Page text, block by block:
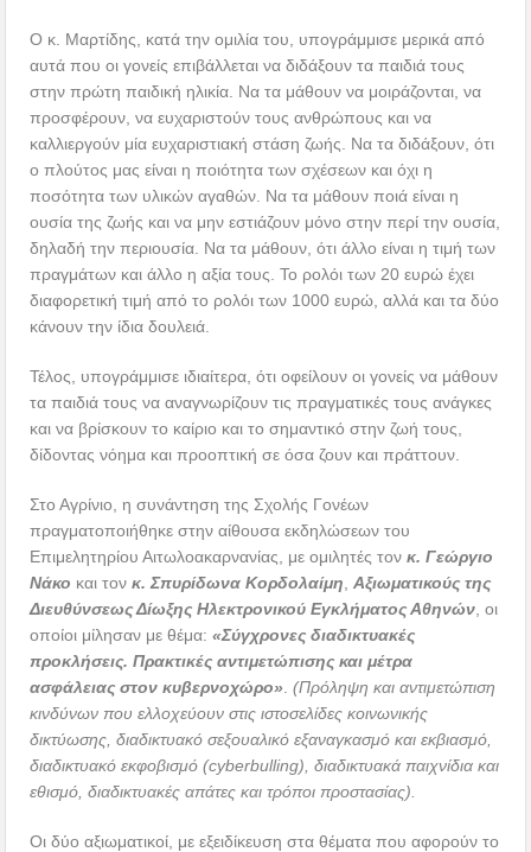
Ο κ. Μαρτίδης, κατά την ομιλία του, υπογράμμισε μερικά από
αυτά που οι γονείς επιβάλλεται να διδάξουν τα παιδιά τους
στην πρώτη παιδική ηλικία. Να τα μάθουν να μοιράζονται, να
προσφέρουν, να ευχαριστούν τους ανθρώπους και να
καλλιεργούν μία ευχαριστιακή στάση ζωής. Να τα διδάξουν, ότι
ο πλούτος μας είναι η ποιότητα των σχέσεων και όχι η
ποσότητα των υλικών αγαθών. Να τα μάθουν ποιά είναι η
ουσία της ζωής και να μην εστιάζουν μόνο στην περί την ουσία,
δηλαδή την περιουσία. Να τα μάθουν, ότι άλλο είναι η τιμή των
πραγμάτων και άλλο η αξία τους. Το ρολόι των 20 ευρώ έχει
διαφορετική τιμή από το ρολόι των 1000 ευρώ, αλλά και τα δύο
κάνουν την ίδια δουλειά.
Τέλος, υπογράμμισε ιδιαίτερα, ότι οφείλουν οι γονείς να μάθουν
τα παιδιά τους να αναγνωρίζουν τις πραγματικές τους ανάγκες
και να βρίσκουν το καίριο και το σημαντικό στην ζωή τους,
δίδοντας νόημα και προοπτική σε όσα ζουν και πράττουν.
Στο Αγρίνιο, η συνάντηση της Σχολής Γονέων
πραγματοποιήθηκε στην αίθουσα εκδηλώσεων του
Επιμελητηρίου Αιτωλοακαρνανίας, με ομιλητές τονκ. Γεώργιο
Νάκο και τονκ. Σπυρίδωνα Κορδολαίμη ,Αξιωματικούς της
Διευθύνσεως Δίωξης Ηλεκτρονικού Εγκλήματος Αθηνών , οι
οποίοι μίλησαν με θέμα:«Σύγχρονες διαδικτυακές
προκλήσεις. Πρακτικές αντιμετώπισης και μέτρα
ασφάλειας στον κυβερνοχώρο» .(Πρόληψη και αντιμετώπιση
κινδύνων που ελλοχεύουν στις ιστοσελίδες κοινωνικής
δικτύωσης, διαδικτυακό σεξουαλικό εξαναγκασμό και εκβιασμό,
διαδικτυακό εκφοβισμό (cyberbulling), διαδικτυακά παιχνίδια και
εθισμό, διαδικτυακές απάτες και τρόποι προστασίας).
Οι δύο αξιωματικοί, με εξειδίκευση στα θέματα που αφορούν το